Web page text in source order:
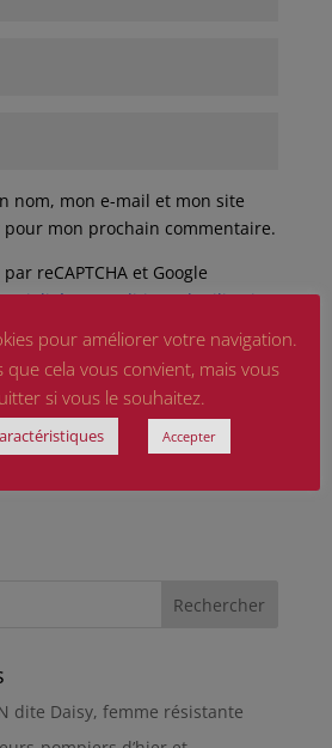
nom, mon e-mail et mon site
mon prochain commentaire.
reCAPTCHA et Google
etConditions d'utilisation
dite Daisy, femme résistante
pour améliorer votre navigation.
cela vous convient, mais vous
si vous le souhaitez.
Accepter